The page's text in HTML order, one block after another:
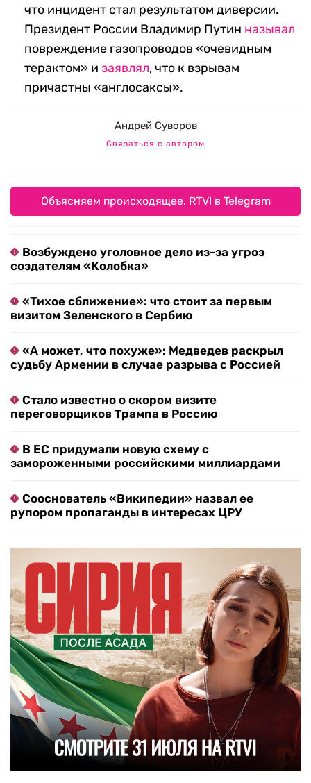
что инцидент стал результатом диверсии.
Президент России Владимир Путин называл
повреждение газопроводов «очевидным
терактом» и заявлял, что к взрывам
причастны «англосаксы».
Андрей Суворов
Связаться с автором
Объясняем происходящее. RTVI в Telegram
Возбуждено уголовное дело из-за угроз
создателям «Колобка»
«Тихое сближение»: что стоит за первым
визитом Зеленского в Сербию
«А может, что похуже»: Медведев раскрыл
судьбу Армении в случае разрыва с Россией
Стало известно о скором визите
переговорщиков Трампа в Россию
В ЕС придумали новую схему с
замороженными российскими миллиардами
Сооснователь «Википедии» назвал ее
рупором пропаганды в интересах ЦРУ